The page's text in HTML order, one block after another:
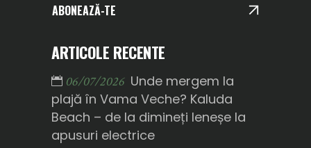
ABONEAZĂ-TE
ARTICOLE RECENTE
06/07/2026 Unde mergem la
plajă în Vama Veche? Kaluda
Beach – de la dimineți leneșe la
apusuri electrice